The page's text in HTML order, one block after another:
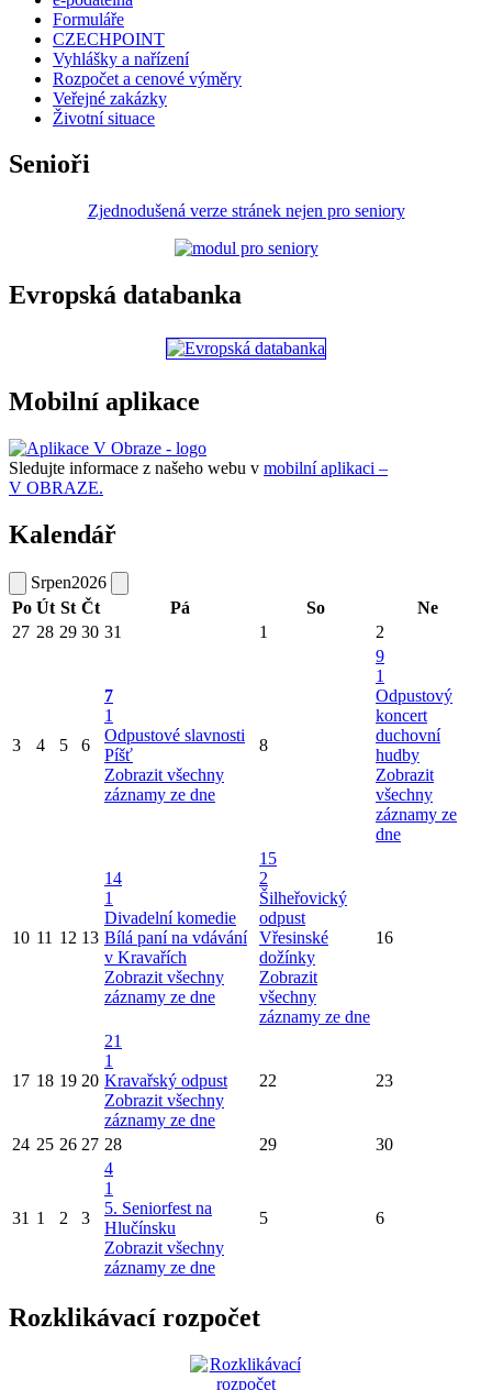
Formuláře
CZECHPOINT
Vyhlášky a nařízení
Rozpočet a cenové výměry
Veřejné zakázky
Životní situace
Senioři
Zjednodušená verze stránek nejen pro seniory
Evropská databanka
Mobilní aplikace
Sledujte informace z našeho webu v mobilní aplikaci –
V OBRAZE.
Kalendář
Srpen2026
Po Út St Čt Pá So
Ne
27 28 29 30 31 1 2
3 4 5 6
7
1
Odpustové slavnosti
Píšť
Zobrazit všechny
záznamy ze dne
8
9
1
Odpustový
koncert
duchovní
hudby
Zobrazit
všechny
záznamy ze
dne
10 11 12 13
14
1
Divadelní komedie
Bílá paní na vdávání
v Kravařích
Zobrazit všechny
záznamy ze dne
15
2
Šilheřovický
odpust
Vřesinské
dožínky
Zobrazit
všechny
záznamy ze dne
16
17 18 19 20
21
1
Kravařský odpust
Zobrazit všechny
záznamy ze dne
22 23
24 25 26 27 28 29 30
31 1 2 3
4
1
5. Seniorfest na
Hlučínsku
Zobrazit všechny
záznamy ze dne
5 6
Rozklikávací rozpočet